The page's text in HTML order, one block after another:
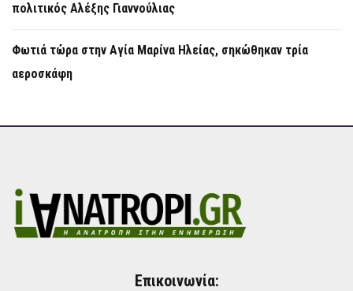
πολιτικός Αλέξης Γιαννούλιας
Φωτιά τώρα στην Aγία Μαρίνα Ηλείας, σηκώθηκαν τρία
αεροσκάφη
Επικοινωνία: